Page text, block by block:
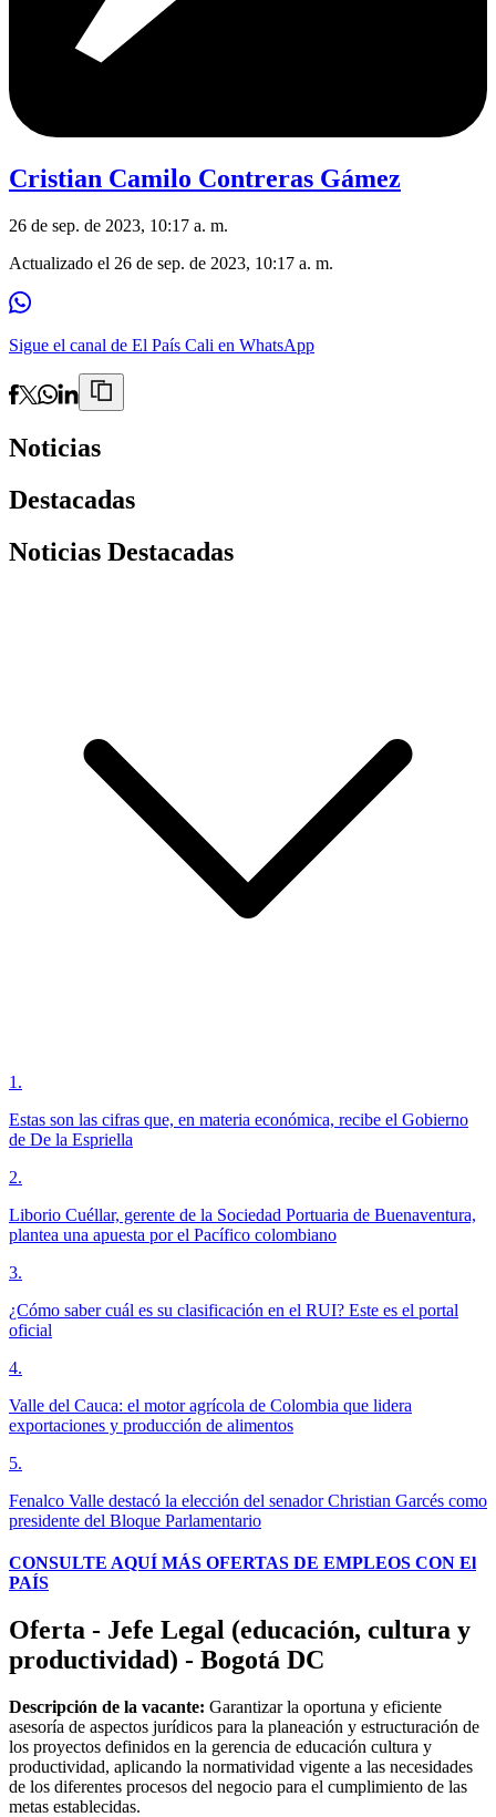
Cristian Camilo Contreras Gámez
26 de sep. de 2023, 10:17 a. m.
Actualizado el 26 de sep. de 2023, 10:17 a. m.
Sigue el canal de El País Cali en WhatsApp
Noticias
Destacadas
Noticias Destacadas
1 .
Estas son las cifras que, en materia económica, recibe el Gobierno
de De la Espriella
2.
Liborio Cuéllar, gerente de la Sociedad Portuaria de Buenaventura,
plantea una apuesta por el Pacífico colombiano
3.
¿Cómo saber cuál es su clasificación en el RUI? Este es el portal
oficial
4.
Valle del Cauca: el motor agrícola de Colombia que lidera
exportaciones y producción de alimentos
5.
Fenalco Valle destacó la elección del senador Christian Garcés como
presidente del Bloque Parlamentario
CONSULTE AQUÍ MÁS OFERTAS DE EMPLEOS CON El
PAÍS
Oferta - Jefe Legal (educación, cultura y
productividad) - Bogotá DC
Descripción de la vacante: Garantizar la oportuna y eficiente
asesoría de aspectos jurídicos para la planeación y estructuración de
los proyectos definidos en la gerencia de educación cultura y
productividad, aplicando la normatividad vigente a las necesidades
de los diferentes procesos del negocio para el cumplimiento de las
metas establecidas.